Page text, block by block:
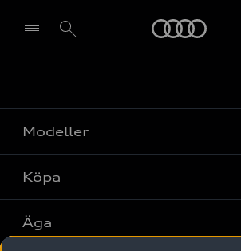
Modeller
Alla modeller
Elbilar
Köpa
Privaterbjudanden
Äga